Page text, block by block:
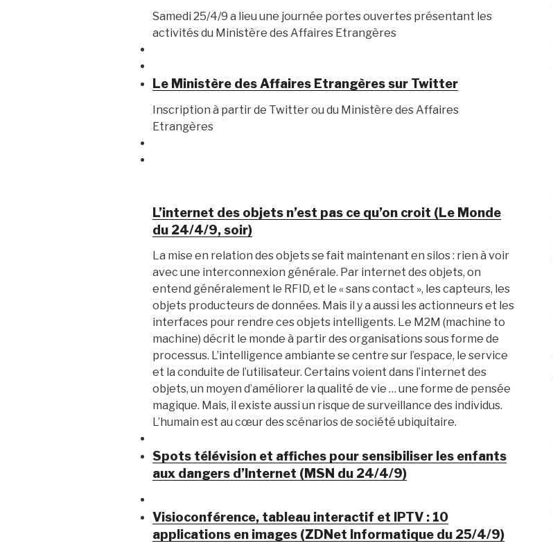
Samedi 25/4/9 a lieu une journée portes ouvertes présentant les
activités du Ministère des Affaires Etrangères
Le Ministère des Affaires Etrangères sur Twitter
Inscription à partir de Twitter ou du Ministère des Affaires
Etrangères
L’internet des objets n’est pas ce qu’on croit (Le Monde
du 24/4/9, soir)
La mise en relation des objets se fait maintenant en silos : rien à voir
avec une interconnexion générale. Par internet des objets, on
entend généralement le RFID, et le « sans contact », les capteurs, les
objets producteurs de données. Mais il y a aussi les actionneurs et les
interfaces pour rendre ces objets intelligents. Le M2M (machine to
machine) décrit le monde à partir des organisations sous forme de
processus. L’intelligence ambiante se centre sur l’espace, le service
et la conduite de l’utilisateur. Certains voient dans l’internet des
objets, un moyen d’améliorer la qualité de vie … une forme de pensée
magique. Mais, il existe aussi un risque de surveillance des individus.
L’humain est au cœur des scénarios de société ubiquitaire.
Spots télévision et affiches pour sensibiliser les enfants
aux dangers d’Internet (MSN du 24/4/9)
Visioconférence, tableau interactif et IPTV : 10
applications en images (ZDNet Informatique du 25/4/9)